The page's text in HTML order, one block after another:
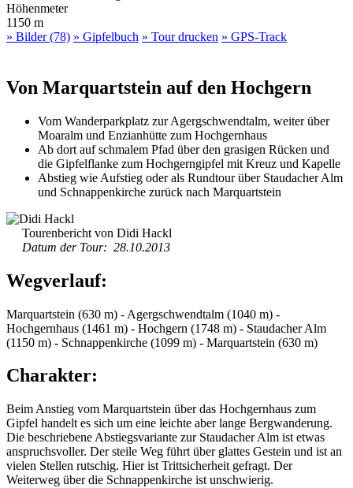
Höhenmeter
1150 m
» Bilder (78) » Gipfelbuch » Tour drucken » GPS-Track
Von Marquartstein auf den Hochgern
Vom Wanderparkplatz zur Agergschwendtalm, weiter über
Moaralm und Enzianhütte zum Hochgernhaus
Ab dort auf schmalem Pfad über den grasigen Rücken und
die Gipfelflanke zum Hochgerngipfel mit Kreuz und Kapelle
Abstieg wie Aufstieg oder als Rundtour über Staudacher Alm
und Schnappenkirche zurück nach Marquartstein
Tourenbericht von Didi Hackl
Datum der Tour: 28.10.2013
Wegverlauf:
Marquartstein (630 m) - Agergschwendtalm (1040 m) -
Hochgernhaus (1461 m) - Hochgern (1748 m) - Staudacher Alm
(1150 m) - Schnappenkirche (1099 m) - Marquartstein (630 m)
Charakter:
Beim Anstieg vom Marquartstein über das Hochgernhaus zum
Gipfel handelt es sich um eine leichte aber lange Bergwanderung.
Die beschriebene Abstiegsvariante zur Staudacher Alm ist etwas
anspruchsvoller. Der steile Weg führt über glattes Gestein und ist an
vielen Stellen rutschig. Hier ist Trittsicherheit gefragt. Der
Weiterweg über die Schnappenkirche ist unschwierig.